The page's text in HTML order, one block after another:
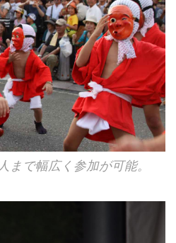
まで幅広く参加が可能。